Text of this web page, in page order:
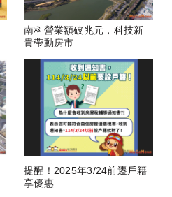
南科營業額破兆元，科技新
貴帶動房市
提醒！2025年3/24前遷戶籍
享優惠